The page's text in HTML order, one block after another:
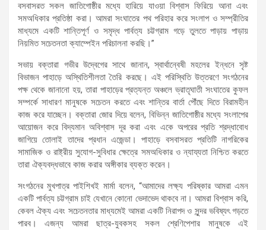
বসবাসরত সকল জাতিগোষ্ঠীর মধ্যে হারিয়ে যাওয়া বিশ্বাস ফিরিয়ে আনা এবং
সমঅধিকার প্রতিষ্ঠা করা। আমরা সংঘাতের পথ পরিহার করে সংলাপ ও সম্প্রীতির
মাধ্যমে একটি শান্তিপূর্ণ ও সমৃদ্ধ পার্বত্য চট্টগ্রাম গড়ে তুলতে পাড়ায় পাড়ায়
নিয়মিত সচেতনতা ক্যাম্পেইন পরিচালনা করছি।”
সভায় বক্তারা গভীর উদ্বেগের সাথে জানান, স্বার্থান্বেষী মহলের ইন্ধনে সৃষ্ট
বিভাজন পাহাড়ে অস্থিতিশীলতা তৈরি করছে। এই পরিস্থিতি উত্তরণে সংগঠনের
পক্ষ থেকে জানানো হয়, তারা পাহাড়ের প্রত্যন্ত অঞ্চলে ভ্রাতৃঘাতী সংঘাতের কুফল
সম্পর্কে সাধারণ মানুষকে সচেতন করতে এবং শান্তির বার্তা পৌঁছে দিতে বিরামহীন
কাজ করে যাচ্ছেন। বক্তারা জোর দিয়ে বলেন, বিভিন্ন জাতিগোষ্ঠীর মধ্যে সংলাপের
আয়োজন করে বিদ্যমান অবিশ্বাস দূর করা এবং একে অপরের প্রতি শ্রদ্ধাবোধ
জাগিয়ে তোলাই তাদের প্রধান এজেন্ডা। পাহাড়ে বসবাসরত প্রতিটি নাগরিকের
সামাজিক ও রাষ্ট্রীয় সুযোগ-সুবিধার ক্ষেত্রে সমঅধিকার ও ন্যায্যতা নিশ্চিত করতে
তারা ঐক্যবদ্ধভাবে কাজ করার অঙ্গীকার ব্যক্ত করেন।
সংগঠনের মুখপাত্র পাইশিখই মার্মা বলেন, “আমাদের লক্ষ্য পরিষ্কার আমরা এমন
একটি পার্বত্য চট্টগ্রাম চাই যেখানে কোনো ভেদাভেদ থাকবে না। আমরা বিশ্বাস করি,
কেবল ঐক্য এবং সচেতনতার মাধ্যমেই আমরা একটি নিরাপদ ও সুন্দর ভবিষ্যৎ গড়তে
পারব। এজন্য আমরা ছাত্র-যুবকসহ সকল শ্রেণিপেশার মানুষকে এই